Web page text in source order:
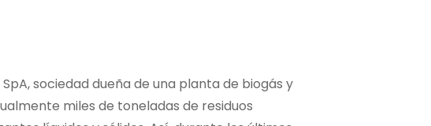
sociedad dueña de una planta de biogás y
miles de toneladas de residuos